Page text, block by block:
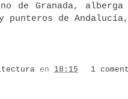
de Granada,
punteros de
en 18:15 1